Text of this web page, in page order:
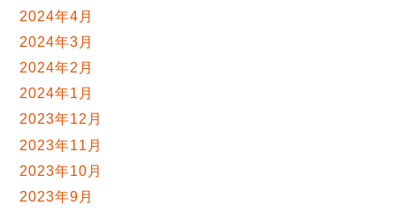
2024年4月
2024年3月
2024年2月
2024年1月
2023年12月
2023年11月
2023年10月
2023年9月